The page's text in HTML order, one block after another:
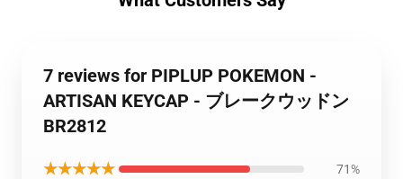
7 reviews for PIPLUP POKEMON -
ARTISAN KEYCAP - ブレークウッドン
BR2812
★★★★★ 71%